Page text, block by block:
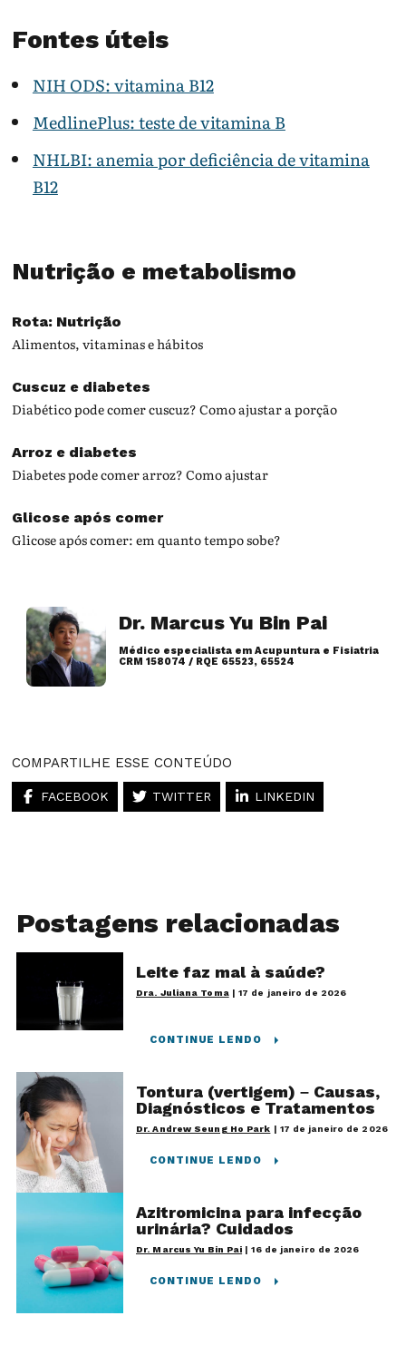
Fontes úteis
NIH ODS: vitamina B12
MedlinePlus: teste de vitamina B
NHLBI: anemia por deficiência de vitamina
B12
Nutrição e metabolismo
Rota: Nutrição
Alimentos, vitaminas e hábitos
Cuscuz e diabetes
Diabético pode comer cuscuz? Como ajustar a porção
Arroz e diabetes
Diabetes pode comer arroz? Como ajustar
Glicose após comer
Glicose após comer: em quanto tempo sobe?
Dr. Marcus Yu Bin Pai
Médico especialista em Acupuntura e Fisiatria
CRM 158074 / RQE 65523, 65524
COMPARTILHE ESSE CONTEÚDO
FACEBOOK TWITTER LINKEDIN
Postagens relacionadas
Leite faz mal à saúde?
Dra. Juliana Toma|17 de janeiro de 2026
CONTINUE LENDO
Tontura (vertigem) – Causas,
Diagnósticos e Tratamentos
Dr. Andrew Seung Ho Park | 17 de janeiro de 2026
CONTINUE LENDO
Azitromicina para infecção
urinária? Cuidados
Dr. Marcus Yu Bin Pai |16 de janeiro de 2026
CONTINUE LENDO